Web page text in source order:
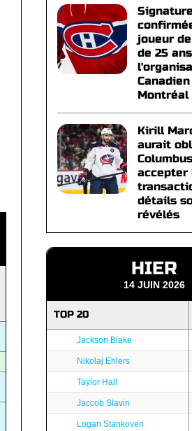
Signature
joueur
de 25
Montréal
Kirill
aurait
accepter
détails
révélés
HIER
14 JUIN 2026
TOP 20
Jackson Blake
Nikolaj Ehlers
Taylor Hall
Jaccob Slavin
Logan Stankoven